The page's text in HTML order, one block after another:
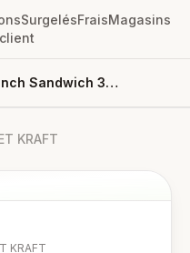
SurgelésFraisMagasins
Papier Ranch Sandwich 37 X 50 8.5kg 4/pl P72
KRAFT
KRAFT